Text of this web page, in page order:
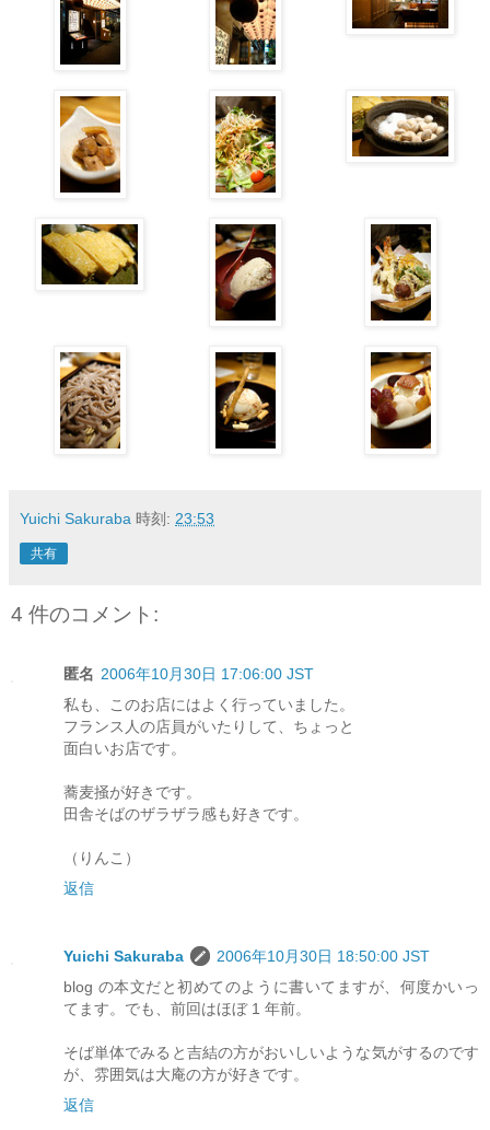
Yuichi Sakuraba 時刻: 23:53
共有
4 件のコメント:
匿名 2006年10月30日 17:06:00 JST
私も、このお店にはよく行っていました。
フランス人の店員がいたりして、ちょっと
面白いお店です。
蕎麦掻が好きです。
田舎そばのザラザラ感も好きです。
（りんこ）
返信
Yuichi Sakuraba
2006年10月30日 18:50:00 JST
blog の本文だと初めてのように書いてますが、何度かいっ
てます。でも、前回はほぼ 1 年前。
そば単体でみると吉結の方がおいしいような気がするのです
が、雰囲気は大庵の方が好きです。
返信